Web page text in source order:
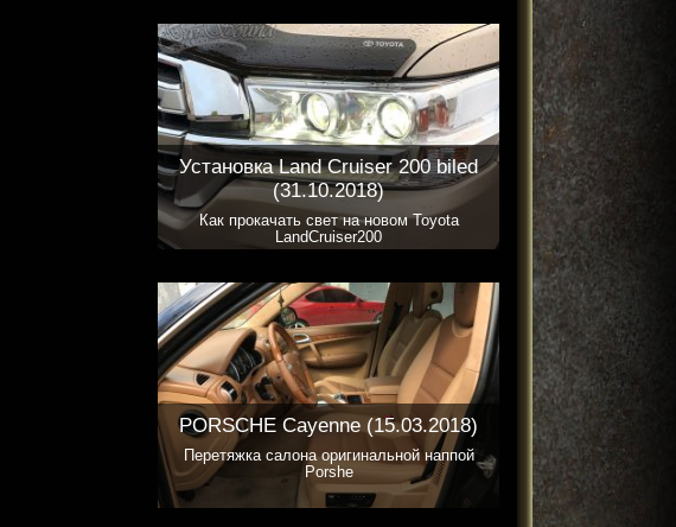
Установка Land Cruiser 200 biled
(31.10.2018)
Как прокачать свет на новом Toyota
LandCruiser200
PORSCHE Cayenne (15.03.2018)
Перетяжка салона оригинальной наппой
Porshe